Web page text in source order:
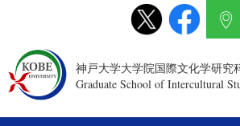
神戸大学大学院国際文化学研究
Graduate School of Intercultural